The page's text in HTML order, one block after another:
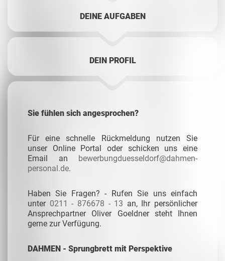
DEINE AUFGABEN
DEIN PROFIL
Sie fühlen sich angesprochen?
Für eine schnelle Rückmeldung nutzen Sie
unser Online Portal oder schicken uns eine
Email an bewerbungduesseldorf@dahmen-
personal.de.
Haben Sie Fragen? - Rufen Sie uns einfach
unter 0211 - 876678 - 13 an, Ihr persönlicher
Ansprechpartner Oliver Goeldner steht Ihnen
gerne zur Verfügung.
DAHMEN - Sprungbrett mit Perspektive